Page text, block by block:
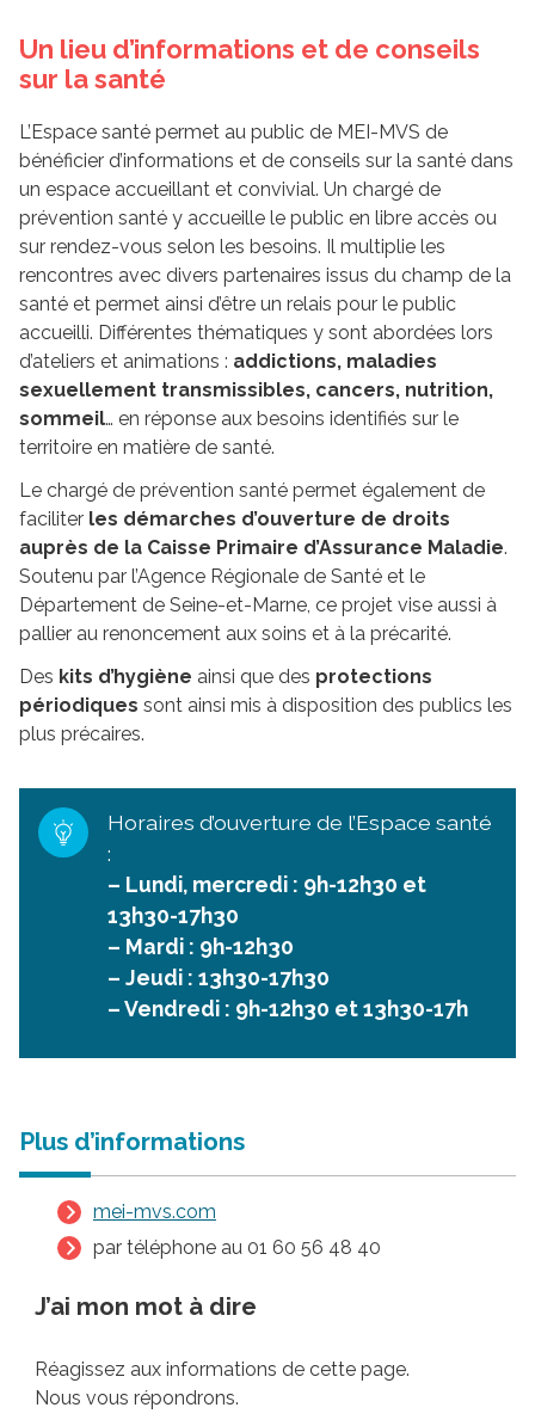
Un lieu d’informations et de conseils
sur la santé
L’Espace santé permet au public de MEI-MVS de
bénéficier d’informations et de conseils sur la santé dans
un espace accueillant et convivial. Un chargé de
prévention santé y accueille le public en libre accès ou
sur rendez-vous selon les besoins. Il multiplie les
rencontres avec divers partenaires issus du champ de la
santé et permet ainsi d’être un relais pour le public
accueilli. Différentes thématiques y sont abordées lors
d’ateliers et animations : addictions, maladies
sexuellement transmissibles, cancers, nutrition,
sommeil… en réponse aux besoins identifiés sur le
territoire en matière de santé.
Le chargé de prévention santé permet également de
faciliter les démarches d’ouverture de droits
auprès de la Caisse Primaire d’Assurance Maladie.
Soutenu par l’Agence Régionale de Santé et le
Département de Seine-et-Marne, ce projet vise aussi à
pallier au renoncement aux soins et à la précarité.
Des kits d’hygiène ainsi que des protections
périodiques sont ainsi mis à disposition des publics les
plus précaires.
Horaires d’ouverture de l’Espace santé
:
– Lundi, mercredi : 9h-12h30 et
13h30-17h30
– Mardi : 9h-12h30
– Jeudi : 13h30-17h30
– Vendredi : 9h-12h30 et 13h30-17h
Plus d’informations
mei-mvs.com
par téléphone au 01 60 56 48 40
J’ai mon mot à dire
Réagissez aux informations de cette page.
Nous vous répondrons.